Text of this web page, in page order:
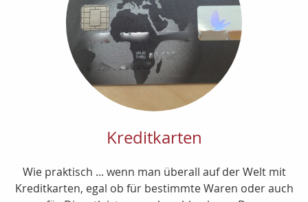
Kreditkarten
Wie praktisch ... wenn man überall auf der Welt mit
Kreditkarten, egal ob für bestimmte Waren oder auch